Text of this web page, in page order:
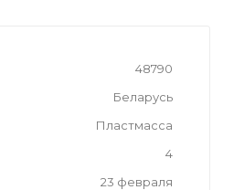
48790
Беларусь
Пластмасса
4
23 февраля